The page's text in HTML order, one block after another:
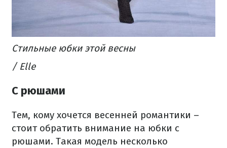
Стильные юбки этой весны
/ Elle
С рюшами
Тем, кому хочется весенней романтики –
стоит обратить внимание на юбки с
рюшами. Такая модель несколько